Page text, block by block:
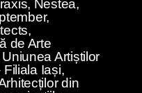
Nestea,
de Arte
Artiștilor
Iași,
din